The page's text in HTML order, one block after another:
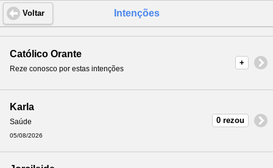
Voltar Intenções
Católico Orante
Reze conosco por estas intenções
+
Karla
Saúde
05/08/2026
0 rezou